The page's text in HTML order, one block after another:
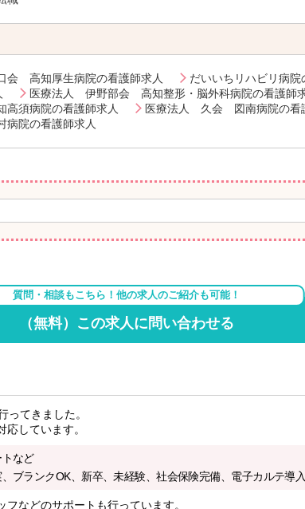
会 高知厚生病院の看護師求人
だいいちリハビリ病院
医療法人 伊野部会 高知整形・脳外科病院の看護師
高須病院の看護師求人
医療法人 久会 図南病院の看
病院の看護師求人
質問・相談もこちら！他の求人のご紹介も可能！
（無料）この求人に問い合わせる
ってきました。
しています。
など
ブランクOK、新卒、未経験、社会保険完備、電子カルテ導
などのサポートも行っています。